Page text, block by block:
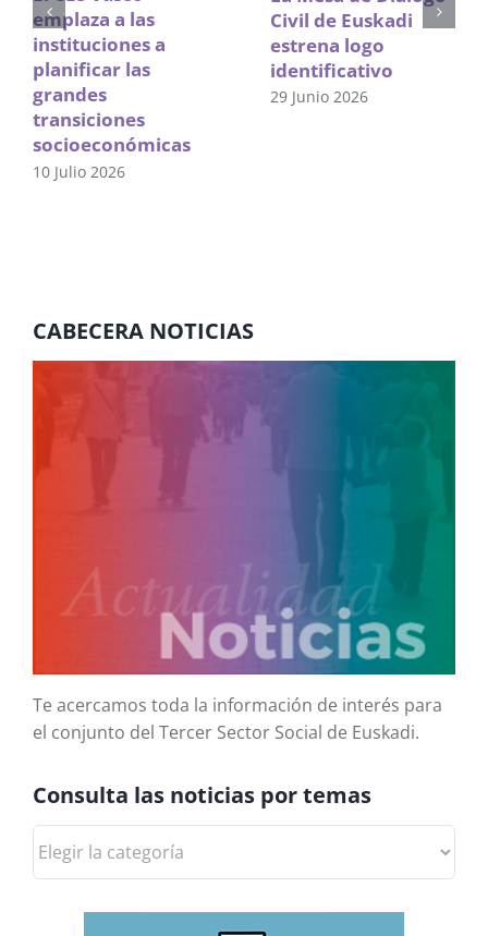
emplaza a las
instituciones a
planificar las
grandes
transiciones
socioeconómicas
10 Julio 2026
Civil de Euskadi
estrena logo
identificativo
29 Junio 2026
CABECERA NOTICIAS
Te acercamos toda la información de interés para
el conjunto del Tercer Sector Social de Euskadi.
Consulta las noticias por temas
Consulta
las